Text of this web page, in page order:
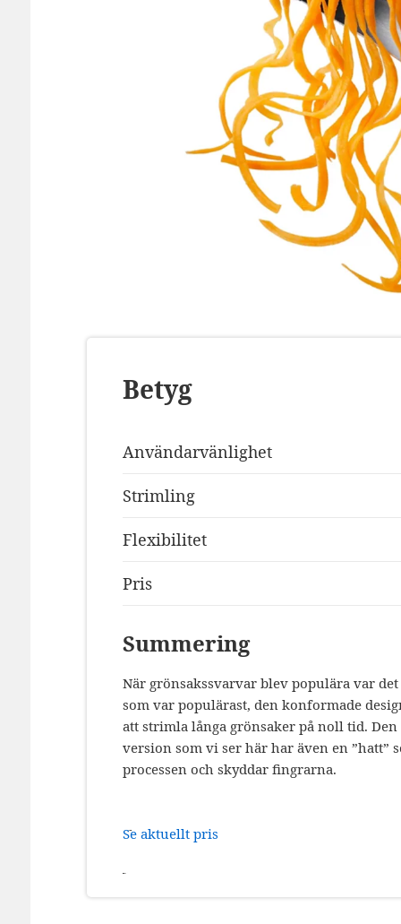
Betyg
Användarvänlighet
Strimling
Flexibilitet
Pris
Summering
När grönsakssvarvar blev populära var
som var populärast, den konformade
att strimla långa grönsaker på noll tid. Den
version som vi ser här har även en ”hatt”
processen och skyddar fingrarna.
Se aktuellt pris